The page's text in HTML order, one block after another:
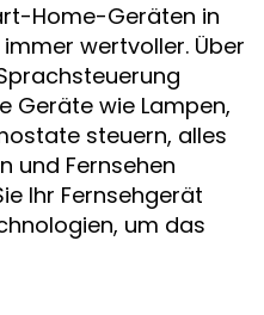
Home-Geräten in
wertvoller. Über
Geräte wie Lampen,
steuern, alles
und Fernsehen
Ihr Fernsehgerät
um das